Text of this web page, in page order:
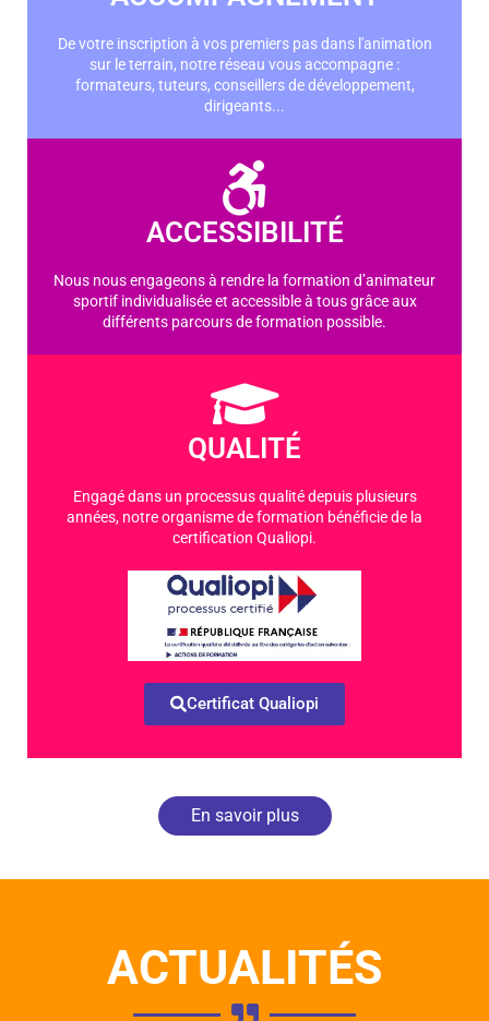
De votre inscription à vos premiers pas dans l'animation
sur le terrain, notre réseau vous accompagne :
formateurs, tuteurs, conseillers de développement,
dirigeants...
ACCESSIBILITÉ
Nous nous engageons à rendre la formation d’animateur
sportif individualisée et accessible à tous grâce aux
différents parcours de formation possible.
QUALITÉ
Engagé dans un processus qualité depuis plusieurs
années, notre organisme de formation bénéficie de la
certification Qualiopi.
Certificat Qualiopi
En savoir plus
ACTUALITÉS